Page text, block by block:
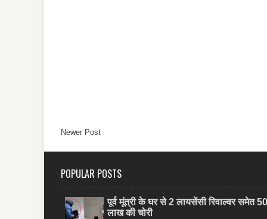
Newer Post
POPULAR POSTS
पूर्व मूंत्री के घर से 2 लायसेंसी रिवाल्वर समेत 50
लाख की चोरी